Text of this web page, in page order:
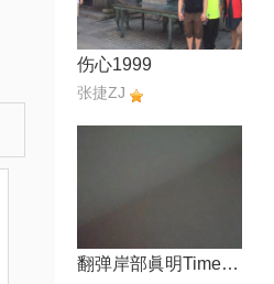
伤心1999
张捷ZJ
翻弹岸部眞明Time travel)